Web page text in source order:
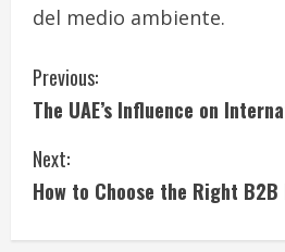
del medio ambiente.
C
o
n
Previous:
The UAE’s Influence on
Next:
How to Choose the Right